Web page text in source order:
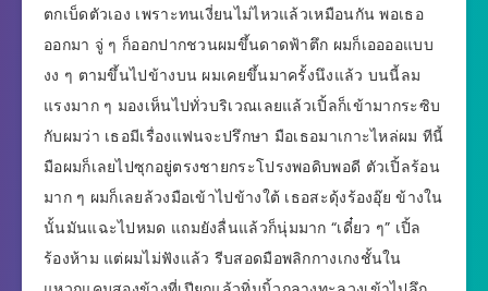
ตกเบ็ดตัวเอง เพราะทนเงี่ยนไม่ไหวแล้วเหมือนกัน พอเธอ
ออกมา จู่ ๆ ก็ออกปากชวนผมขึ้นดาดฟ้าตึก ผมก็เออออแบบ
งง ๆ ตามขึ้นไปข้างบน ผมเคยขึ้นมาครั้งนึงแล้ว บนนี้ลม
แรงมาก ๆ มองเห็นไปทั่วบริเวณเลยแล้วเปิ้ลก็เข้ามากระซิบ
กับผมว่า เธอมีเรื่องแฟนจะปรึกษา มือเธอมาเกาะไหล่ผม ทีนี้
มือผมก็เลยไปซุกอยู่ตรงชายกระโปรงพอดิบพอดี ตัวเปิ้ลร้อน
มาก ๆ ผมก็เลยล้วงมือเข้าไปข้างใต้ เธอสะดุ้งร้องอุ๊ย ข้างใน
นั้นมันแฉะไปหมด แถมยังลื่นแล้วก็นุ่มมาก “เดี๋ยว ๆ” เปิ้ล
ร้องห้าม แต่ผมไม่ฟังแล้ว รีบสอดมือพลิกกางเกงชั้นใน